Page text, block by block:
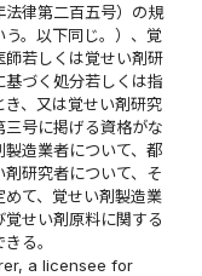
法律第二百五号）の規
。以下同じ。）、覚
若しくは覚せい剤研
づく処分若しくは指
、又は覚せい剤研究
号に掲げる資格がな
造業者について、都
研究者について、そ
て、覚せい剤製造業
せい剤原料に関する
る。
a licensee for